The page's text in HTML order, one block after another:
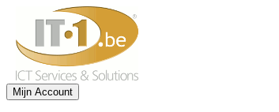
Mijn Account